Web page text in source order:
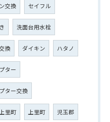
交換 セイフル
洗面台用水栓
換 ダイキン ハタノ
ター
ター交換
里町 上里町 児玉郡